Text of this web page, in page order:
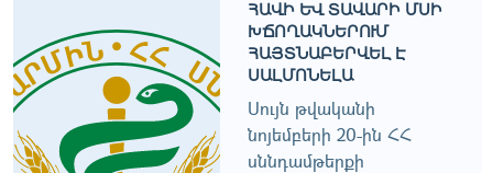
ՀԱՎԻ ԵՒ ՏԱՎԱՐԻ ՄՍԻ Խ
ՃՈՂԱԿՆԵՐՈՒՄ Հ
ԱՅՏՆԱԲԵՐՎԵԼ Է Ս
ԱԼՄՈՆԵԼԱ
Սույն թվականի
նոյեմբերի 20-ին ՀՀ
սննդամթերքի